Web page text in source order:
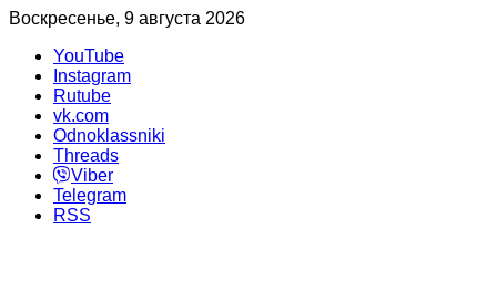
Воскресенье, 9 августа 2026
YouTube
Instagram
Rutube
vk.com
Odnoklassniki
Threads
Viber
Telegram
RSS